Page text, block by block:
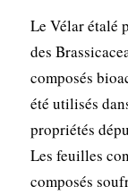
Le Vélar étalé
des
composés
été utilisés
propriétés
Les feuilles
composés